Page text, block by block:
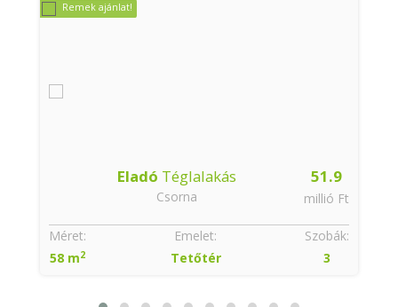
Remek ajánlat!
51.9
millió Ft
Eladó Téglalakás
Csorna
Szobák:
3
Méret:
58 m2
Emelet:
Tetőtér